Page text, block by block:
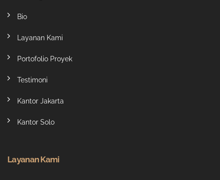
Bio
Layanan Kami
Portofolio Proyek
Testimoni
Kantor Jakarta
Kantor Solo
Layanan Kami